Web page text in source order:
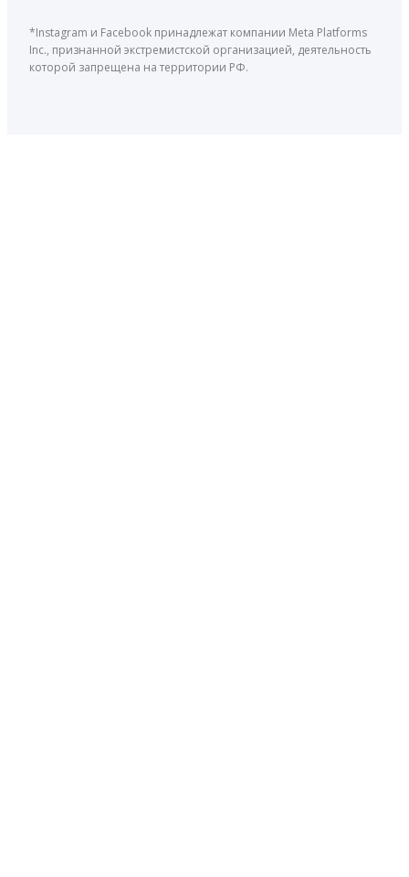
*Instagram и Facebook принадлежат компании Meta Platforms
Inc., признанной экстремистской организацией, деятельность
которой запрещена на территории РФ.